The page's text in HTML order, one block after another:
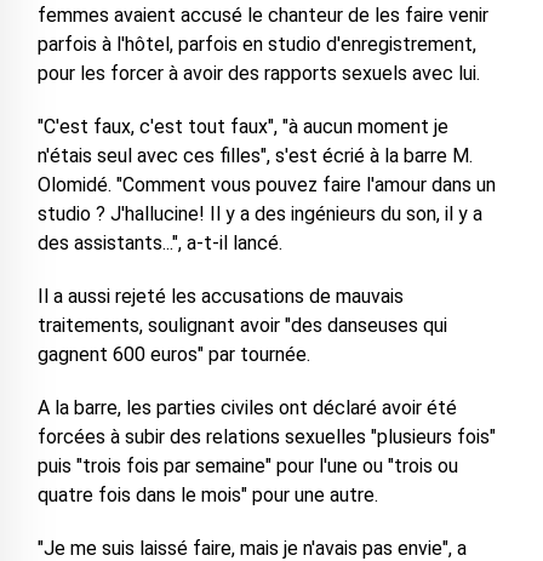
femmes avaient accusé le chanteur de les faire venir
parfois à l'hôtel, parfois en studio d'enregistrement,
pour les forcer à avoir des rapports sexuels avec lui.
"C'est faux, c'est tout faux", "à aucun moment je
n'étais seul avec ces filles", s'est écrié à la barre M.
Olomidé. "Comment vous pouvez faire l'amour dans un
studio ? J'hallucine! Il y a des ingénieurs du son, il y a
des assistants...", a-t-il lancé.
Il a aussi rejeté les accusations de mauvais
traitements, soulignant avoir "des danseuses qui
gagnent 600 euros" par tournée.
A la barre, les parties civiles ont déclaré avoir été
forcées à subir des relations sexuelles "plusieurs fois"
puis "trois fois par semaine" pour l'une ou "trois ou
quatre fois dans le mois" pour une autre.
"Je me suis laissé faire, mais je n'avais pas envie", a